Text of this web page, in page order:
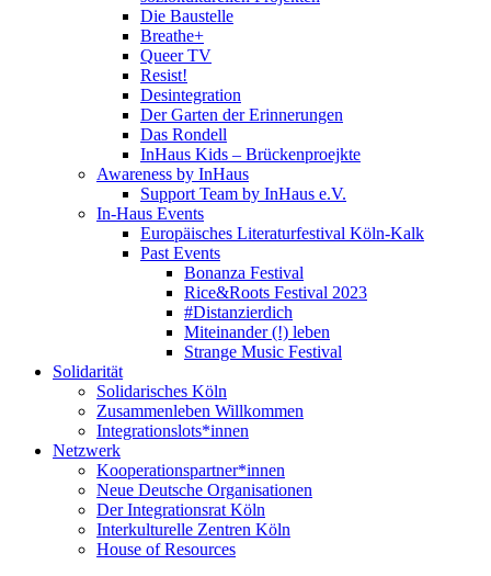
Die Baustelle
Breathe+
Queer TV
Resist!
Desintegration
Der Garten der Erinnerungen
Das Rondell
InHaus Kids – Brückenproejkte
Awareness by InHaus
Support Team by InHaus e.V.
In-Haus Events
Europäisches Literaturfestival Köln-Kalk
Past Events
Bonanza Festival
Rice&Roots Festival 2023
#Distanzierdich
Miteinander (!) leben
Strange Music Festival
Solidarität
Solidarisches Köln
Zusammenleben Willkommen
Integrationslots*innen
Netzwerk
Kooperationspartner*innen
Neue Deutsche Organisationen
Der Integrationsrat Köln
Interkulturelle Zentren Köln
House of Resources